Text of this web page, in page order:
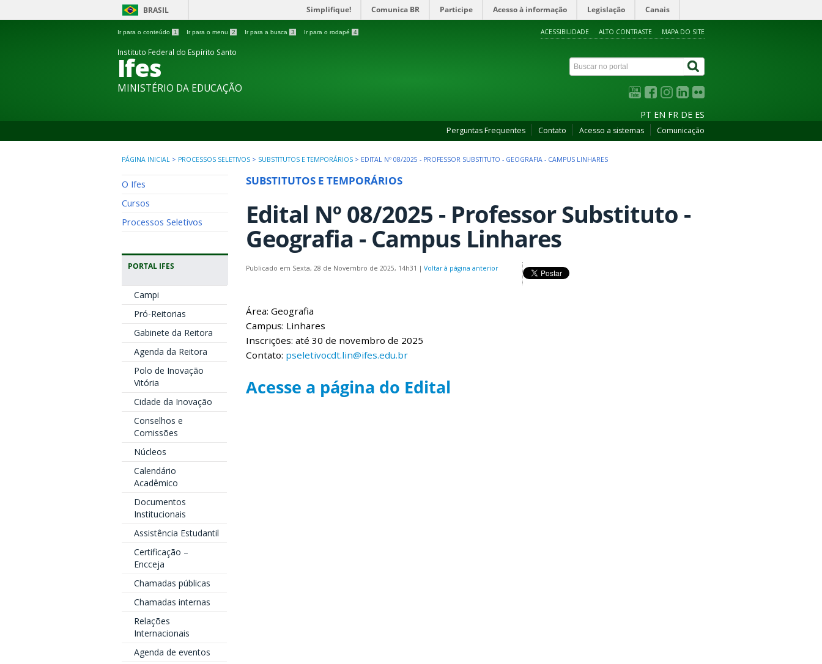
BRASIL Simplifique! Comunica BR Participe Acesso à informação Legislação Canais
Ir para o conteúdo 1 Ir para o menu 2 Ir para a busca 3 Ir para o rodapé 4 ACESSIBILIDADE ALTO CONTRASTE MAPA DO SITE
Instituto Federal do Espírito Santo
Ifes
MINISTÉRIO DA EDUCAÇÃO
PT EN FR DE ES
Perguntas Frequentes Contato Acesso a sistemas Comunicação
PÁGINA INICIAL > PROCESSOS SELETIVOS > SUBSTITUTOS E TEMPORÁRIOS > EDITAL Nº 08/2025 - PROFESSOR SUBSTITUTO - GEOGRAFIA - CAMPUS LINHARES
O Ifes
Cursos
Processos Seletivos
PORTAL IFES
Campi
Pró-Reitorias
Gabinete da Reitora
Agenda da Reitora
Polo de Inovação
Vitória
Cidade da Inovação
Conselhos e
Comissões
Núcleos
Calendário
Acadêmico
Documentos
Institucionais
Assistência Estudantil
Certificação –
Encceja
Chamadas públicas
Chamadas internas
Relações
Internacionais
Agenda de eventos
SUBSTITUTOS E TEMPORÁRIOS
Edital Nº 08/2025 - Professor Substituto -
Geografia - Campus Linhares
Publicado em Sexta, 28 de Novembro de 2025, 14h31 | Voltar à página anterior
Área: Geografia
Campus: Linhares
Inscrições: até 30 de novembro de 2025
Contato: pseletivocdt.lin@ifes.edu.br
Acesse a página do Edital